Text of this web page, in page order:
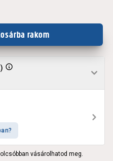
rakom
vásárolhatod meg.